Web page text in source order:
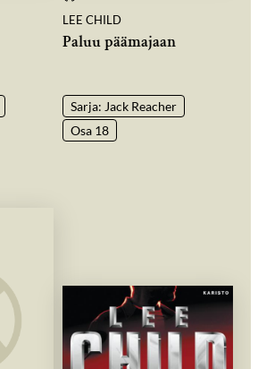
LEE CHILD
Paluu päämajaan
Sarja: Jack Reacher
Osa 18